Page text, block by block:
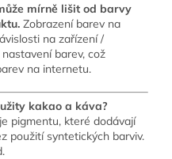
mírně lišit od barvy
Zobrazení barev na
na zařízení /
barev, což
na internetu.
kakao a káva?
pigmentu, které dodávají
použití syntetických barviv.